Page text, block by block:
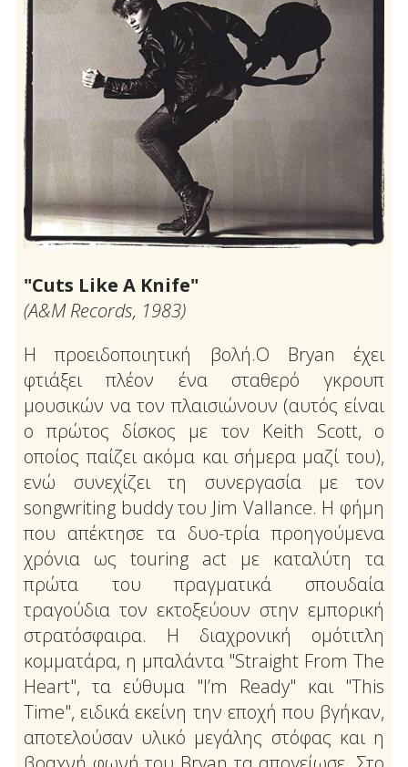
"Cuts Like A Knife"
(Α&Μ Records, 1983)
Η προειδοποιητική βολή.Ο Bryan έχει
φτιάξει πλέον ένα σταθερό γκρουπ
μουσικών να τον πλαισιώνουν (αυτός είναι
ο πρώτος δίσκος με τον Keith Scott, ο
οποίος παίζει ακόμα και σήμερα μαζί του),
ενώ συνεχίζει τη συνεργασία με τον
songwriting buddy του Jim Vallance. Η φήμη
που απέκτησε τα δυο-τρία προηγούμενα
χρόνια ως touring act με καταλύτη τα
πρώτα του πραγματικά σπουδαία
τραγούδια τον εκτοξεύουν στην εμπορική
στρατόσφαιρα. Η διαχρονική ομότιτλη
κομματάρα, η μπαλάντα "Straight From The
Heart", τα εύθυμα "I’m Ready" και "This
Time", ειδικά εκείνη την εποχή που βγήκαν,
αποτελούσαν υλικό μεγάλης στόφας και η